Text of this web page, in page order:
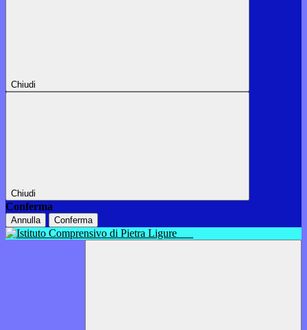
Chiudi
Chiudi
Conferma
Annulla Conferma